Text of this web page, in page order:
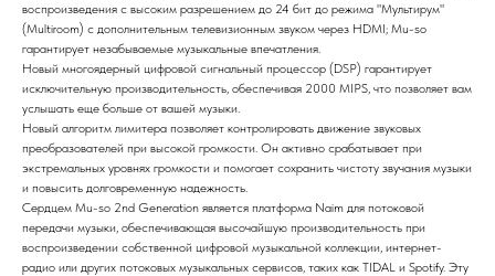
воспроизведения с высоким разрешением до 24 бит до режима "Мультирум"
(Multiroom) с дополнительным телевизионным звуком через HDMI; Mu-so
гарантирует незабываемые музыкальные впечатления.
Новый многоядерный цифровой сигнальный процессор (DSP) гарантирует
исключительную производительность, обеспечивая 2000 MIPS, что позволяет вам
услышать еще больше от вашей музыки.
Новый алгоритм лимитера позволяет контролировать движение звуковых
преобразователей при высокой громкости. Он активно срабатывает при
экстремальных уровнях громкости и помогает сохранить чистоту звучания музыки
и повысить долговременную надежность.
Сердцем Mu-so 2nd Generation является платформа Naim для потоковой
передачи музыки, обеспечивающая высочайшую производительность при
воспроизведении собственной цифровой музыкальной коллекции, интернет-
радио или других потоковых музыкальных сервисов, таких как TIDAL и Spotify. Эту